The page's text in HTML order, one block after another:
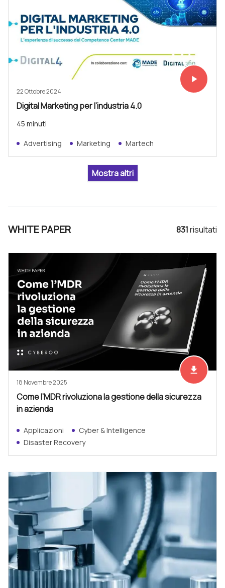
Vedi subito
play_arrow
22 Ottobre 2024
Digital Marketing per l’industria 4.0
45 minuti
Advertising Marketing Martech
WHITE PAPER 831risultati
Scarica
file_download
18 Novembre 2025
Come l’MDR rivoluziona la gestione della sicurezza
in azienda
Applicazioni
Cyber & Intelligence
Disaster Recovery